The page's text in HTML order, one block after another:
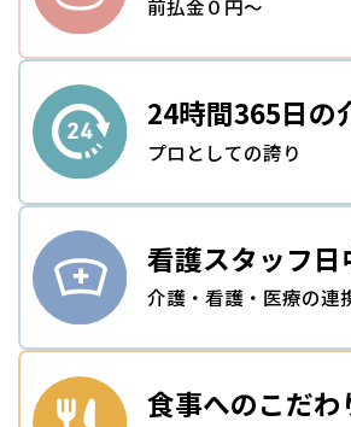
前払金０円～
24時間365日の
プロとしての誇り
看護スタッフ
介護・看護・医療の連
食事へのこだわ